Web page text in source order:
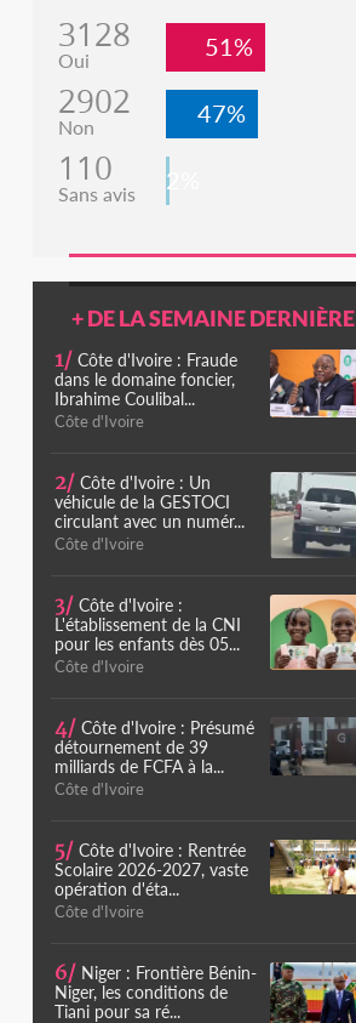
3128
Oui 51%
2902
Non 47%
110
Sans avis 2%
+ DE LA SEMAINE DERNIÈRE
1/ Côte d'Ivoire : Fraude
dans le domaine foncier,
Ibrahime Coulibal...
Côte d'Ivoire
2/ Côte d'Ivoire : Un
véhicule de la GESTOCI
circulant avec un numér...
Côte d'Ivoire
3/ Côte d'Ivoire :
L'établissement de la CNI
pour les enfants dès 05...
Côte d'Ivoire
4/ Côte d'Ivoire : Présumé
détournement de 39
milliards de FCFA à la...
Côte d'Ivoire
5/ Côte d'Ivoire : Rentrée
Scolaire 2026-2027, vaste
opération d'éta...
Côte d'Ivoire
6/ Niger : Frontière Bénin-
Niger, les conditions de
Tiani pour sa ré...